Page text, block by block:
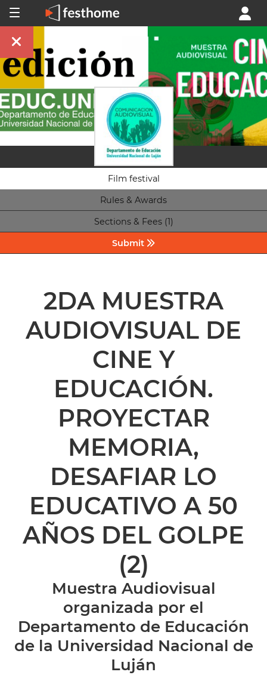
Film festival
Rules & Awards
Sections & Fees (1)
Submit
2DA MUESTRA
AUDIOVISUAL DE
CINE Y
EDUCACIÓN.
PROYECTAR
MEMORIA,
DESAFIAR LO
EDUCATIVO A 50
AÑOS DEL GOLPE
(2)
Muestra Audiovisual
organizada por el
Departamento de Educación
de la Universidad Nacional de
Luján